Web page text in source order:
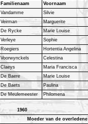
Familienaam Voornaam
Vandamme Silvie
Veirman Marguerite
De Rycke Marie Louise
Verleye Sophie
Roegiers Hortentia Angelina
Voorwynckels Celestina
Claeys Maria Francisca
De Baere Marie Louise
De Baets Paulina
De Meulemeester Philomena
1960
Moeder van de overledene